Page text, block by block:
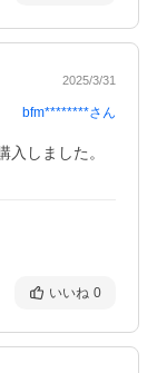
2025/3/31
bfm********さん
いいね 0